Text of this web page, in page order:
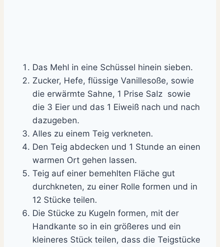
Das Mehl in eine Schüssel hinein sieben.
Zucker, Hefe, flüssige Vanillesoße, sowie
die erwärmte Sahne, 1 Prise Salz sowie
die 3 Eier und das 1 Eiweiß nach und nach
dazugeben.
Alles zu einem Teig verkneten.
Den Teig abdecken und 1 Stunde an einen
warmen Ort gehen lassen.
Teig auf einer bemehlten Fläche gut
durchkneten, zu einer Rolle formen und in
12 Stücke teilen.
Die Stücke zu Kugeln formen, mit der
Handkante so in ein größeres und ein
kleineres Stück teilen, dass die Teigstücke